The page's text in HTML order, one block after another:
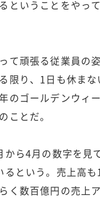
ということをやっ
て頑張る従業員の姿
限り、1日も休ま
のゴールデンウィ
ことだ。
ら4月の数字を見
るという。売上高
く数百億円の売上